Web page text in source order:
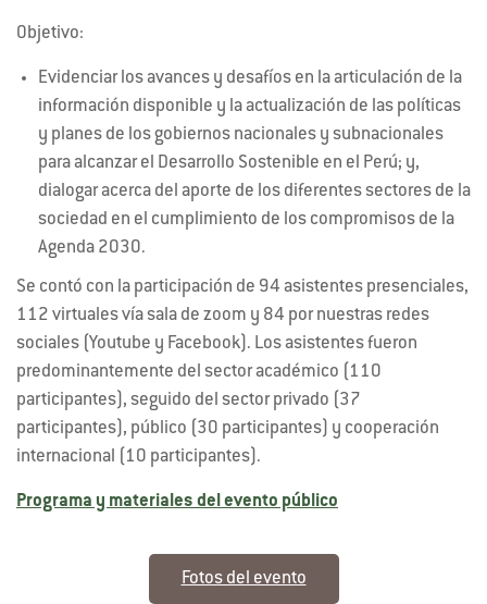
Objetivo:
Evidenciar los avances y desafíos en la articulación de la
información disponible y la actualización de las políticas
y planes de los gobiernos nacionales y subnacionales
para alcanzar el Desarrollo Sostenible en el Perú; y,
dialogar acerca del aporte de los diferentes sectores de la
sociedad en el cumplimiento de los compromisos de la
Agenda 2030.
Se contó con la participación de 94 asistentes presenciales,
112 virtuales vía sala de zoom y 84 por nuestras redes
sociales (Youtube y Facebook). Los asistentes fueron
predominantemente del sector académico (110
participantes), seguido del sector privado (37
participantes), público (30 participantes) y cooperación
internacional (10 participantes).
Programa y materiales del evento público
Fotos del evento